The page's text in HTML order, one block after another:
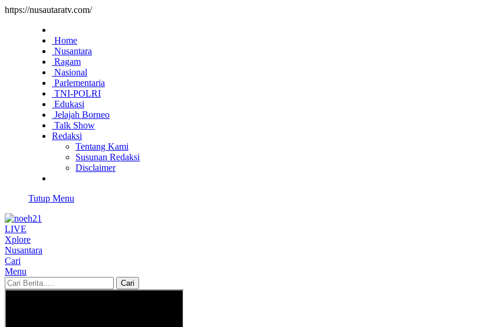
https://nusautaratv.com/
Home
Nusantara
Ragam
Nasional
Parlementaria
TNI-POLRI
Edukasi
Jelajah Borneo
Talk Show
Redaksi
Tentang Kami
Susunan Redaksi
Disclaimer
Tutup Menu
LIVE
Xplore
Nusantara
Cari
Menu
Cari